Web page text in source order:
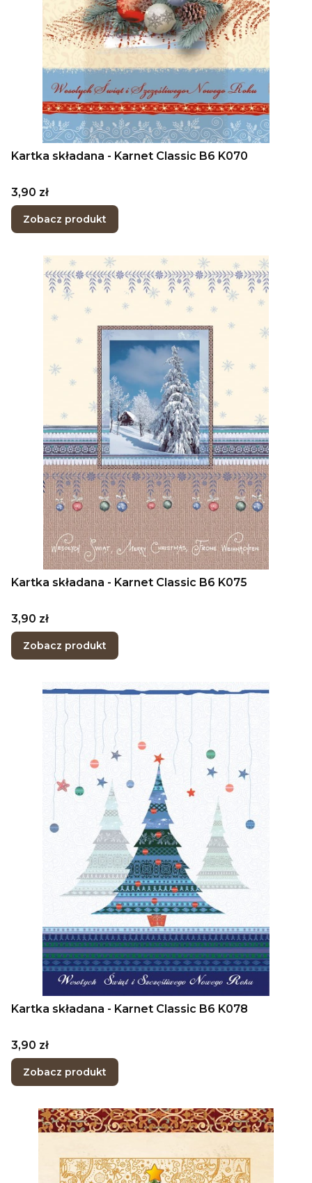
Kartka składana - Karnet Classic B6 K070
Cena
3,90 zł
Zobacz produkt
Kartka składana - Karnet Classic B6 K075
Cena
3,90 zł
Zobacz produkt
Kartka składana - Karnet Classic B6 K078
Cena
3,90 zł
Zobacz produkt